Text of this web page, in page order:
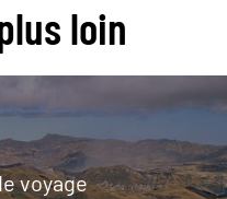
loin
voyage